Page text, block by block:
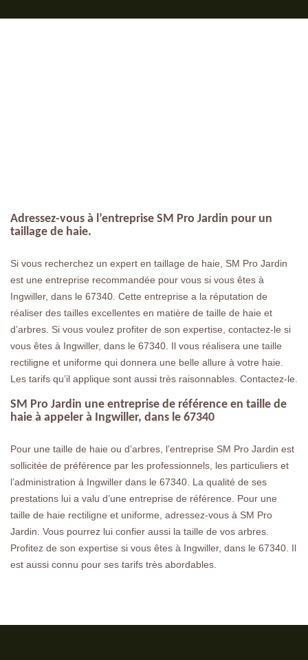
Adressez-vous à l’entreprise SM Pro Jardin pour un
taillage de haie.
Si vous recherchez un expert en taillage de haie, SM Pro Jardin
est une entreprise recommandée pour vous si vous êtes à
Ingwiller, dans le 67340. Cette entreprise a la réputation de
réaliser des tailles excellentes en matière de taille de haie et
d’arbres. Si vous voulez profiter de son expertise, contactez-le si
vous êtes à Ingwiller, dans le 67340. Il vous réalisera une taille
rectiligne et uniforme qui donnera une belle allure à votre haie.
Les tarifs qu’il applique sont aussi très raisonnables. Contactez-le.
SM Pro Jardin une entreprise de référence en taille de
haie à appeler à Ingwiller, dans le 67340
Pour une taille de haie ou d’arbres, l’entreprise SM Pro Jardin est
sollicitée de préférence par les professionnels, les particuliers et
l’administration à Ingwiller dans le 67340. La qualité de ses
prestations lui a valu d’une entreprise de référence. Pour une
taille de haie rectiligne et uniforme, adressez-vous à SM Pro
Jardin. Vous pourrez lui confier aussi la taille de vos arbres.
Profitez de son expertise si vous êtes à Ingwiller, dans le 67340. Il
est aussi connu pour ses tarifs très abordables.